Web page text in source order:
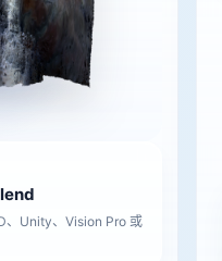
、Unity、Vision Pro 或